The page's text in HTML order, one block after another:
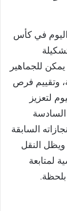
اليوم في كأس
التشكيلة
للجماهير
وتقييم فرص
لتعزيز
السابقة
ويظل النقل
لمتابعة